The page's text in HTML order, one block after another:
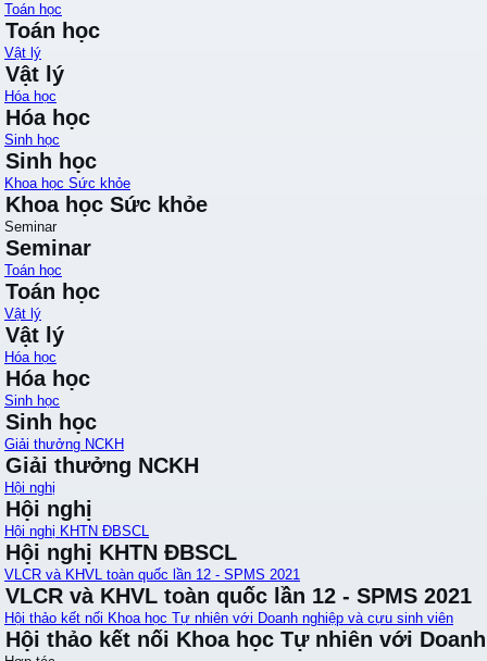
Toán học
Toán học
Vật lý
Vật lý
Hóa học
Hóa học
Sinh học
Sinh học
Khoa học Sức khỏe
Khoa học Sức khỏe
Seminar
Seminar
Toán học
Toán học
Vật lý
Vật lý
Hóa học
Hóa học
Sinh học
Sinh học
Giải thưởng NCKH
Giải thưởng NCKH
Hội nghị
Hội nghị
Hội nghị KHTN ĐBSCL
Hội nghị KHTN ĐBSCL
VLCR và KHVL toàn quốc lần 12 - SPMS 2021
VLCR và KHVL toàn quốc lần 12 - SPMS 2021
Hội thảo kết nối Khoa học Tự nhiên với Doanh nghiệp và cựu sinh viên
Hội thảo kết nối Khoa học Tự nhiên với